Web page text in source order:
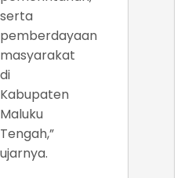
serta
pemberdayaan
masyarakat
di
Kabupaten
Maluku
Tengah,”
ujarnya.